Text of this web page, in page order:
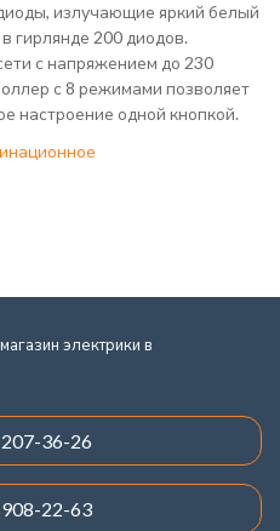
излучающие яркий белый
гирлянде 200 диодов.
с напряжением до 230
с 8 режимами позволяет
настроение одной кнопкой.
электрики в
36-26
22-63